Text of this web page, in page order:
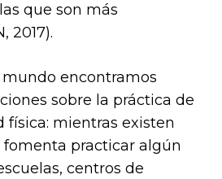
que son más
2017).
encontramos
sobre la práctica de
física: mientras existen
fomenta practicar algún
centros de